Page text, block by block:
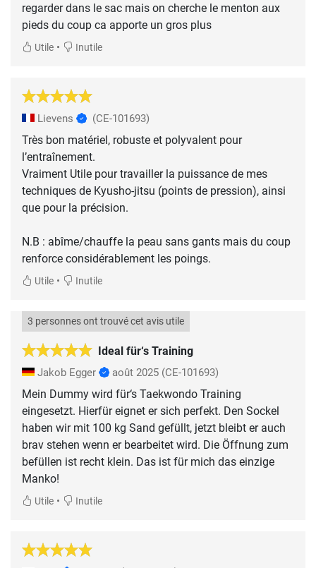
regarder dans le sac mais on cherche le menton aux
pieds du coup ca apporte un gros plus
Utile • Inutile
Lievens (CE-101693)
Très bon matériel, robuste et polyvalent pour
l’entraînement.
Vraiment Utile pour travailler la puissance de mes
techniques de Kyusho-jitsu (points de pression), ainsi
que pour la précision.
N.B : abîme/chauffe la peau sans gants mais du coup
renforce considérablement les poings.
Utile • Inutile
Ideal für‘s Training
3 personnes ont trouvé cet avis utile
Jakob Egger août 2025 (CE-101693)
Mein Dummy wird für‘s Taekwondo Training
eingesetzt. Hierfür eignet er sich perfekt. Den Sockel
haben wir mit 100 kg Sand gefüllt, jetzt bleibt er auch
brav stehen wenn er bearbeitet wird. Die Öffnung zum
befüllen ist recht klein. Das ist für mich das einzige
Manko!
Utile • Inutile